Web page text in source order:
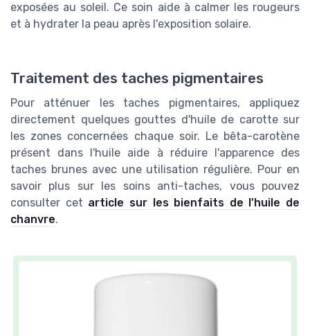
exposées au soleil. Ce soin aide à calmer les rougeurs
et à hydrater la peau après l'exposition solaire.
Traitement des taches pigmentaires
Pour atténuer les taches pigmentaires, appliquez
directement quelques gouttes d'huile de carotte sur
les zones concernées chaque soir. Le bêta-carotène
présent dans l'huile aide à réduire l'apparence des
taches brunes avec une utilisation régulière. Pour en
savoir plus sur les soins anti-taches, vous pouvez
consulter cet article sur les bienfaits de l'huile de
chanvre.